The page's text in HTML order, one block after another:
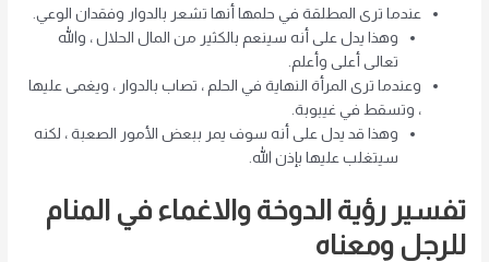
عندما ترى المطلقة في حلمها أنها تشعر بالدوار وفقدان الوعي.
وهذا يدل على أنه سينعم بالكثير من المال الحلال ، والله
تعالى أعلى وأعلم.
وعندما ترى المرأة النهاية في الحلم ، تصاب بالدوار ، ويغمى عليها
، وتسقط في غيبوبة.
وهذا قد يدل على أنه سوف يمر ببعض الأمور الصعبة ، لكنه
سيتغلب عليها بإذن الله.
تفسير رؤية الدوخة والاغماء في المنام
للرجل ومعناه